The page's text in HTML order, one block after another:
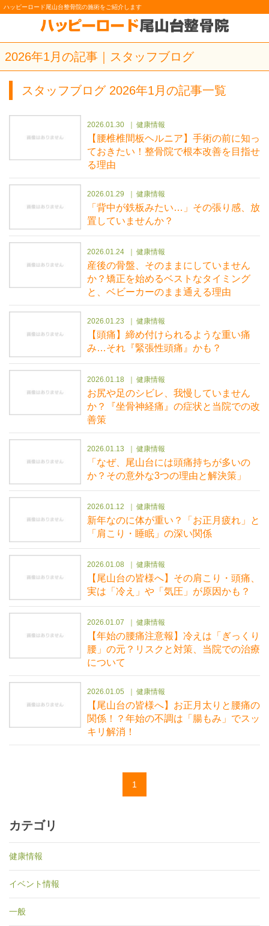
ハッピーロード尾山台整骨院の施術をご紹介します
2026年1月の記事｜スタッフブログ
スタッフブログ 2026年1月の記事一覧
2026.01.30 健康情報
【腰椎椎間板ヘルニア】手術の前に知っ
ておきたい！整骨院で根本改善を目指せ
る理由
2026.01.29 健康情報
「背中が鉄板みたい…」その張り感、放
置していませんか？
2026.01.24 健康情報
産後の骨盤、そのままにしていません
か？矯正を始めるベストなタイミング
と、ベビーカーのまま通える理由
2026.01.23 健康情報
【頭痛】締め付けられるような重い痛
み…それ『緊張性頭痛』かも？
2026.01.18 健康情報
お尻や足のシビレ、我慢していません
か？『坐骨神経痛』の症状と当院での改
善策
2026.01.13 健康情報
「なぜ、尾山台には頭痛持ちが多いの
か？その意外な3つの理由と解決策」
2026.01.12 健康情報
新年なのに体が重い？「お正月疲れ」と
「肩こり・睡眠」の深い関係
2026.01.08 健康情報
【尾山台の皆様へ】その肩こり・頭痛、
実は「冷え」や「気圧」が原因かも？
2026.01.07 健康情報
【年始の腰痛注意報】冷えは「ぎっくり
腰」の元？リスクと対策、当院での治療
について
2026.01.05 健康情報
【尾山台の皆様へ】お正月太りと腰痛の
関係！？年始の不調は「腸もみ」でスッ
キリ解消！
1
カテゴリ
健康情報
イベント情報
一般